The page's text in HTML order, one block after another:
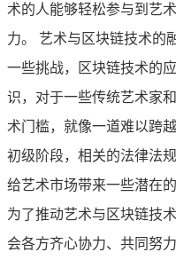
术的人能够轻松参与到艺
力。 艺术与区块链技术的
一些挑战，区块链技术的
识，对于一些传统艺术家
术门槛，就像一道难以跨
初级阶段，相关的法律法
给艺术市场带来一些潜在
为了推动艺术与区块链技
会各方齐心协力、共同努